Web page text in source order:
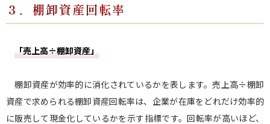
３．棚卸資産回転率
「売上高÷棚卸資産」
棚卸資産が効率的に消化されているかを表します。売上高÷棚卸
資産で求められる棚卸資産回転率は、企業が在庫をどれだけ効率的
に販売して現金化しているかを示す指標です。回転率が高いほど、